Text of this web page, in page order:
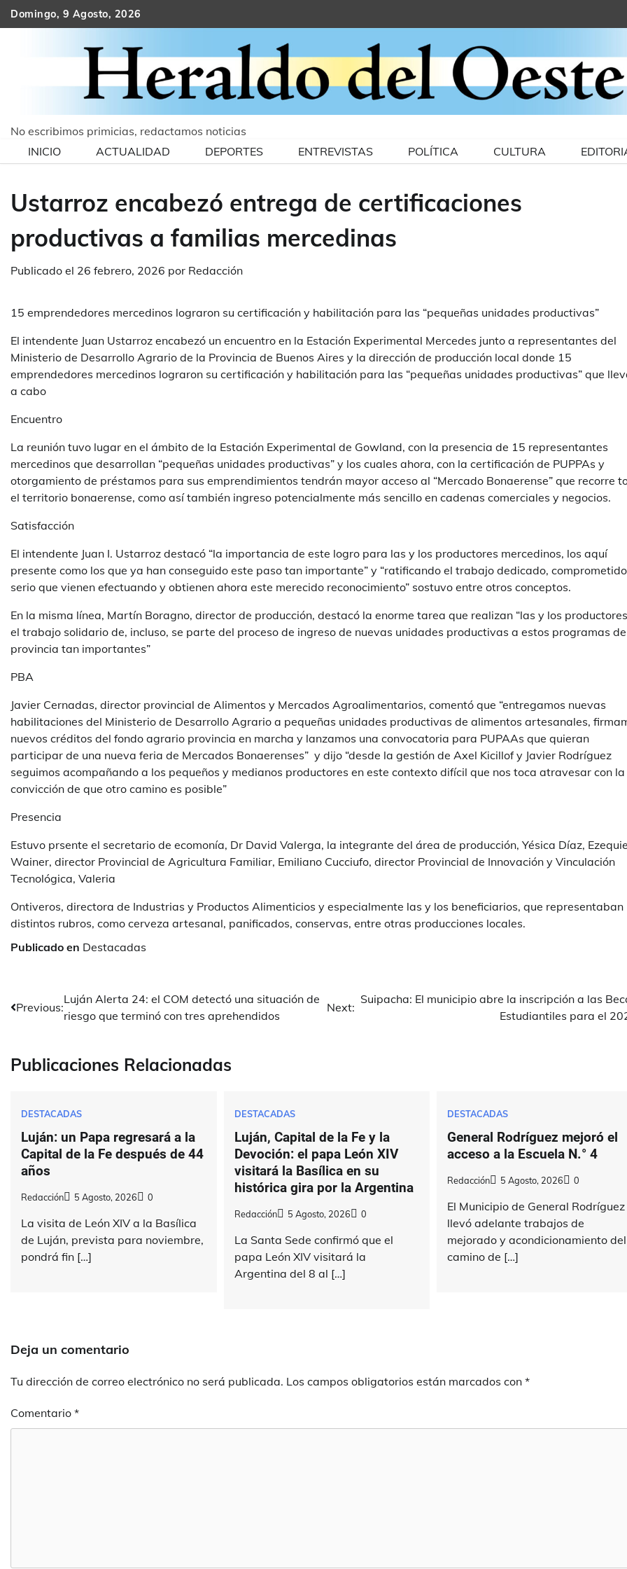
Skip
to
Domingo, 9 Agosto, 2026
No escribimos primicias, redactamos noticias
INICIO
ACTUALIDAD DEPORTES ENTREVISTAS POLÍTICA CULTURA
Ustarroz encabezó entrega de certificaciones
productivas a familias mercedinas
Publicado el 26 febrero, 2026 por Redacción
15 emprendedores mercedinos lograron su certificación y habilitación para las “pequeñas unidades productivas”
El intendente Juan Ustarroz encabezó un encuentro en la Estación Experimental Mercedes junto a representantes del
Ministerio de Desarrollo Agrario de la Provincia de Buenos Aires y la dirección de producción local donde 15
emprendedores mercedinos lograron su certificación y habilitación para las “pequeñas unidades productivas” que
a cabo
Encuentro
La reunión tuvo lugar en el ámbito de la Estación Experimental de Gowland, con la presencia de 15 representantes
mercedinos que desarrollan “pequeñas unidades productivas” y los cuales ahora, con la certificación de PUPPAs y
otorgamiento de préstamos para sus emprendimientos tendrán mayor acceso al “Mercado Bonaerense” que recorre
el territorio bonaerense, como así también ingreso potencialmente más sencillo en cadenas comerciales y negocios.
Satisfacción
El intendente Juan I. Ustarroz destacó “la importancia de este logro para las y los productores mercedinos, los aquí
presente como los que ya han conseguido este paso tan importante” y “ratificando el trabajo dedicado,
serio que vienen efectuando y obtienen ahora este merecido reconocimiento” sostuvo entre otros conceptos.
En la misma línea, Martín Boragno, director de producción, destacó la enorme tarea que realizan “las y los
el trabajo solidario de, incluso, se parte del proceso de ingreso de nuevas unidades productivas a estos programas
provincia tan importantes”
PBA
Javier Cernadas, director provincial de Alimentos y Mercados Agroalimentarios, comentó que “entregamos nuevas
habilitaciones del Ministerio de Desarrollo Agrario a pequeñas unidades productivas de alimentos artesanales,
nuevos créditos del fondo agrario provincia en marcha y lanzamos una convocatoria para PUPAAs que quieran
participar de una nueva feria de Mercados Bonaerenses” y dijo “desde la gestión de Axel Kicillof y Javier Rodríguez
seguimos acompañando a los pequeños y medianos productores en este contexto difícil que nos toca atravesar con la
convicción de que otro camino es posible”
Presencia
Estuvo prsente el secretario de ecomonía, Dr David Valerga, la integrante del área de producción, Yésica Díaz,
Wainer, director Provincial de Agricultura Familiar, Emiliano Cucciufo, director Provincial de Innovación y Vinculación
Tecnológica, Valeria
Ontiveros, directora de Industrias y Productos Alimenticios y especialmente las y los beneficiarios, que representaban
distintos rubros, como cerveza artesanal, panificados, conservas, entre otras producciones locales.
Publicado en Destacadas
Navegación
entradas
Previous:
Luján Alerta 24: el COM detectó una situación de
riesgo que terminó con tres aprehendidos
Next:
Suipacha: El municipio abre la inscripción a las
Estudiantiles para el
Publicaciones Relacionadas
DESTACADAS
Luján: un Papa regresará a la
Capital de la Fe después de 44
años
Redacción 5 Agosto, 2026 0
La visita de León XIV a la Basílica
de Luján, prevista para noviembre,
pondrá fin […]
DESTACADAS
Luján, Capital de la Fe y la
Devoción: el papa León XIV
visitará la Basílica en su
histórica gira por la Argentina
Redacción 5 Agosto, 2026 0
La Santa Sede confirmó que el
papa León XIV visitará la
Argentina del 8 al […]
DESTACADAS
General Rodríguez mejoró el
acceso a la Escuela N.° 4
Redacción 5 Agosto, 2026 0
El Municipio de General Rodríguez
llevó adelante trabajos de
mejorado y acondicionamiento del
camino de […]
Deja un comentario
Tu dirección de correo electrónico no será publicada. Los campos obligatorios están marcados con *
Comentario *